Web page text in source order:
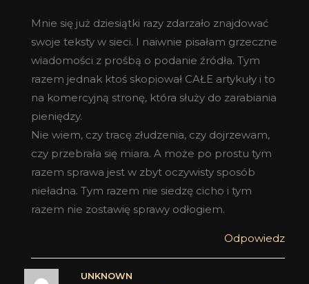
Mnie się już dziesiątki razy zdarzało znajdować
swoje teksty w sieci. I naiwnie pisałam grzeczne
wiadomości z prośbą o podanie źródła. Tym
razem jednak ktoś skopiował CAŁE artykuły i to
na komercyjną stronę, która służy do zarabiania
pieniędzy.
Nie wiem, czy tracę złudzenia, czy dojrzewam,
czy przebrała się miara. A może po prostu tym
razem sprawa jest w zbyt oczywisty sposób
nieładna. Tym razem nie siedzę cicho i tym
razem nie zostawię sprawy odłogiem.
Odpowiedz
UNKNOWN